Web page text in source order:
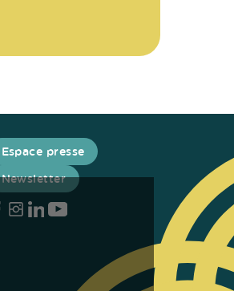
Espace presse
Newsletter